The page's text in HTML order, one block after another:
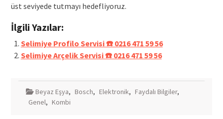
üst seviyede tutmayı hedefliyoruz.
İlgili Yazılar:
Selimiye Profilo Servisi ☎️ 0216 471 59 56
Selimiye Arçelik Servisi ☎️ 0216 471 59 56
Beyaz Eşya, Bosch, Elektronik, Faydalı Bilgiler,
Genel, Kombi